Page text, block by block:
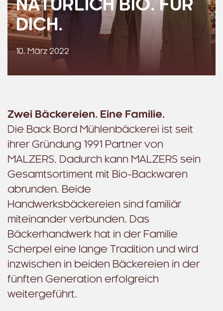
NATÜRLICH BIO. FÜR
DICH.
10. März 2022
Zwei Bäckereien. Eine Familie.
Die Back Bord Mühlenbäckerei ist seit
ihrer Gründung 1991 Partner von
MALZERS. Dadurch kann MALZERS sein
Gesamtsortiment mit Bio-Backwaren
abrunden. Beide
Handwerksbäckereien sind familiär
miteinander verbunden. Das
Bäckerhandwerk hat in der Familie
Scherpel eine lange Tradition und wird
inzwischen in beiden Bäckereien in der
fünften Generation erfolgreich
weitergeführt.